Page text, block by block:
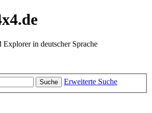
in deutscher Sprache
Suche Erweiterte Suche